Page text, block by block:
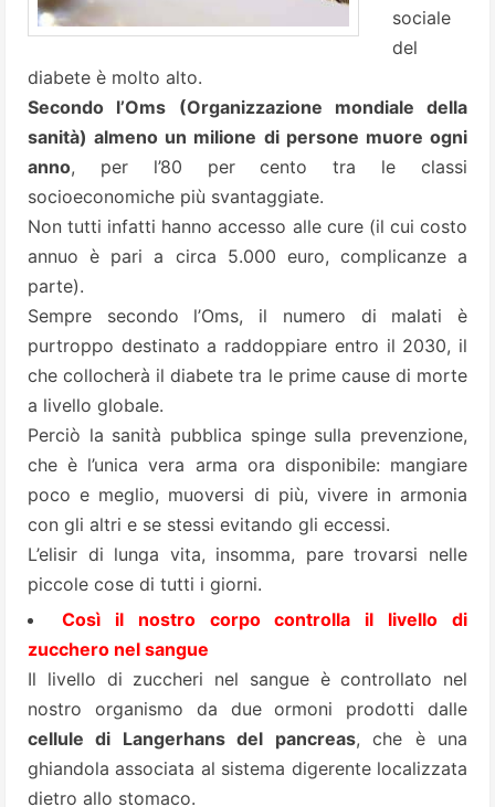
sociale
del
diabete è molto alto.
Secondo l’Oms (Organizzazione mondiale della
sanità) almeno un milione di persone muore ogni
anno, per l’80 per cento tra le classi
socioeconomiche più svantaggiate.
Non tutti infatti hanno accesso alle cure (il cui costo
annuo è pari a circa 5.000 euro, complicanze a
parte).
Sempre secondo l’Oms, il numero di malati è
purtroppo destinato a raddoppiare entro il 2030, il
che collocherà il diabete tra le prime cause di morte
a livello globale.
Perciò la sanità pubblica spinge sulla prevenzione,
che è l’unica vera arma ora disponibile: mangiare
poco e meglio, muoversi di più, vivere in armonia
con gli altri e se stessi evitando gli eccessi.
L’elisir di lunga vita, insomma, pare trovarsi nelle
piccole cose di tutti i giorni.
Così il nostro corpo controlla il livello di
zucchero nel sangue
Il livello di zuccheri nel sangue è controllato nel
nostro organismo da due ormoni prodotti dalle
cellule di Langerhans del pancreas, che è una
ghiandola associata al sistema digerente localizzata
dietro allo stomaco.